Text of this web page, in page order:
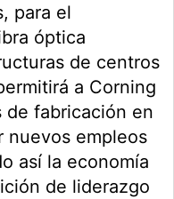
para el
óptica
de centros
a Corning
de fabricación en
nuevos empleos
así la economía
de liderazgo